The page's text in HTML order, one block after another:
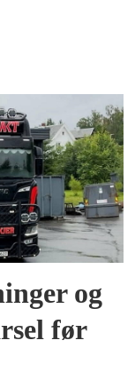
og
før